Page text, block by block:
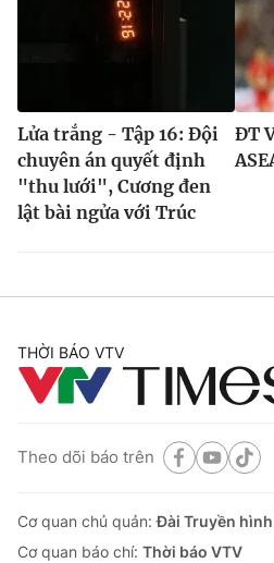
Lửa trắng - Tập 16: Đội
chuyên án quyết định
"thu lưới", Cương đen
lật bài ngửa với Trúc
ĐT
THỜI BÁO VTV
Theo dõi báo trên
Cơ quan chủ quản:Đài Truyền hình
Cơ quan báo chí: Thời báo VTV